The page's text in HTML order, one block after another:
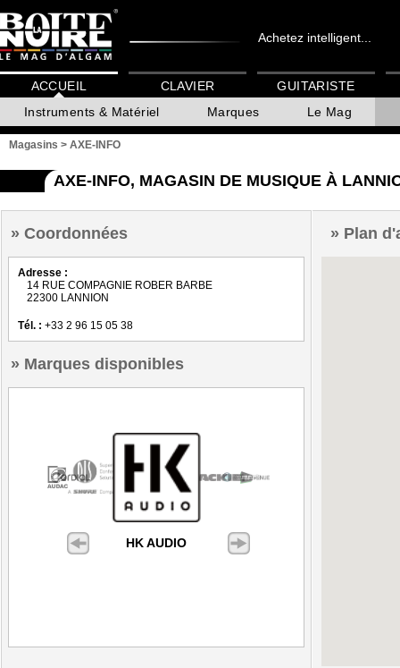
Achetez intelligent...
ACCUEIL
Instruments & Matériel
Marques Le Mag
CLAVIER GUITARISTE
Magasins > AXE-INFO
AXE-INFO, MAGASIN DE MUSIQUE À
Coordonnées
Adresse :
14 RUE COMPAGNIE ROBER BARBE
22300 LANNION
Tél. : +33 2 96 15 05 38
Marques disponibles
HK AUDIO
Plan